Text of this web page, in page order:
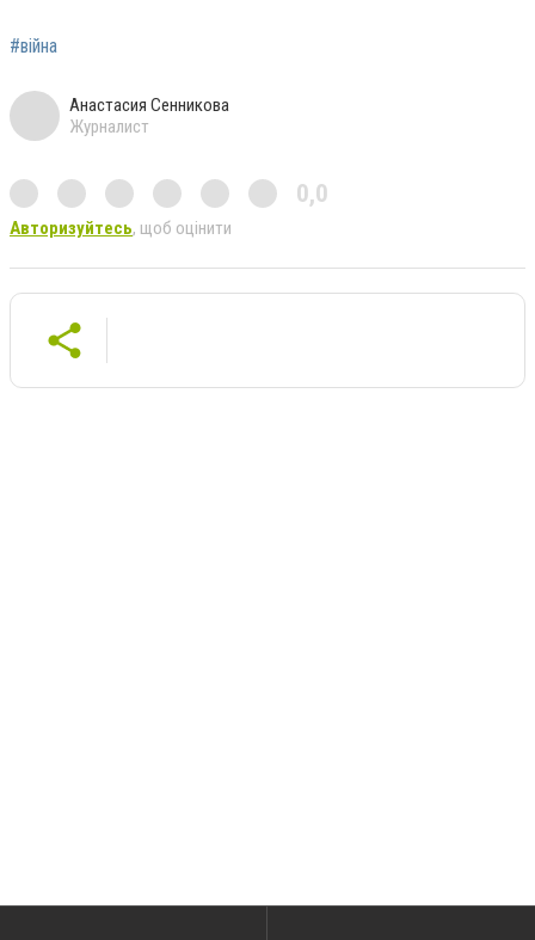
#війна
Анастасия Сенникова
Журналист
0,0
Авторизуйтесь, щоб оцінити